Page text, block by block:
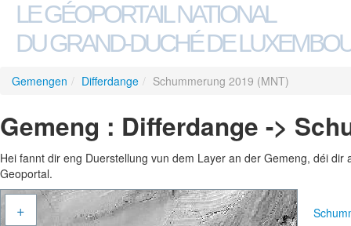
LE GÉOPORTAIL NATIONAL
DU GRAND-DUCHÉ DE
Gemengen / Differdange / Schummerung 2019 (MNT)
Gemeng : Differdange ->
Hei fannt dir eng Duerstellung vun dem Layer an der Gemeng, déi
Geoportal.
+